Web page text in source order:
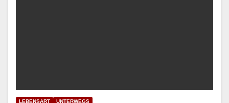
LEBENSART UNTERWEGS